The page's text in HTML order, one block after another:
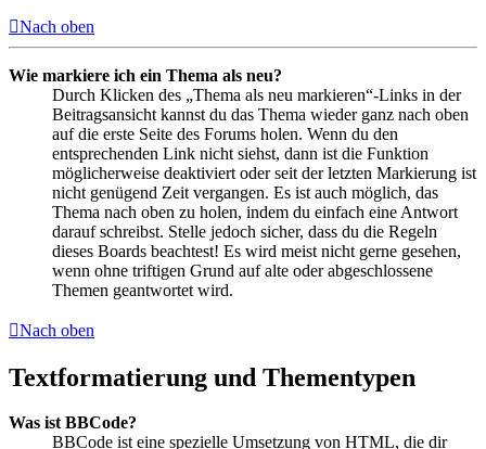
Nach oben
Wie markiere ich ein Thema als neu?
Durch Klicken des „Thema als neu markieren“-Links in der
Beitragsansicht kannst du das Thema wieder ganz nach oben
auf die erste Seite des Forums holen. Wenn du den
entsprechenden Link nicht siehst, dann ist die Funktion
möglicherweise deaktiviert oder seit der letzten Markierung ist
nicht genügend Zeit vergangen. Es ist auch möglich, das
Thema nach oben zu holen, indem du einfach eine Antwort
darauf schreibst. Stelle jedoch sicher, dass du die Regeln
dieses Boards beachtest! Es wird meist nicht gerne gesehen,
wenn ohne triftigen Grund auf alte oder abgeschlossene
Themen geantwortet wird.
Nach oben
Textformatierung und Thementypen
Was ist BBCode?
BBCode ist eine spezielle Umsetzung von HTML, die dir